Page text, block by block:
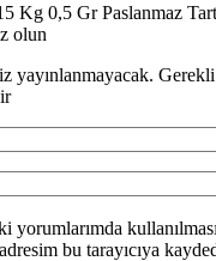
Kg 0,5 Gr Paslanmaz
olun
yayınlanmayacak.
yorumlarımda
bu tarayıcıya